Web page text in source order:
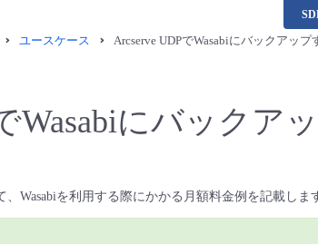
ユースケース Arcserve UDPでWasabiにバックアップ
Wasabiにバックア
Wasabiを利用する際にかかる月額料金例を記載しま